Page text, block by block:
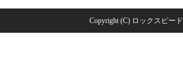
Copyright (C) ロックスピード